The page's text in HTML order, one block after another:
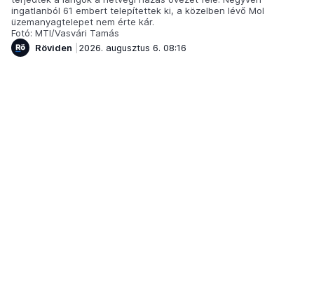
ingatlanból 61 embert telepítettek ki, a közelben lévő Mol
üzemanyagtelepet nem érte kár.
Fotó: MTI/Vasvári Tamás
Röviden
2026. augusztus 6. 08:16